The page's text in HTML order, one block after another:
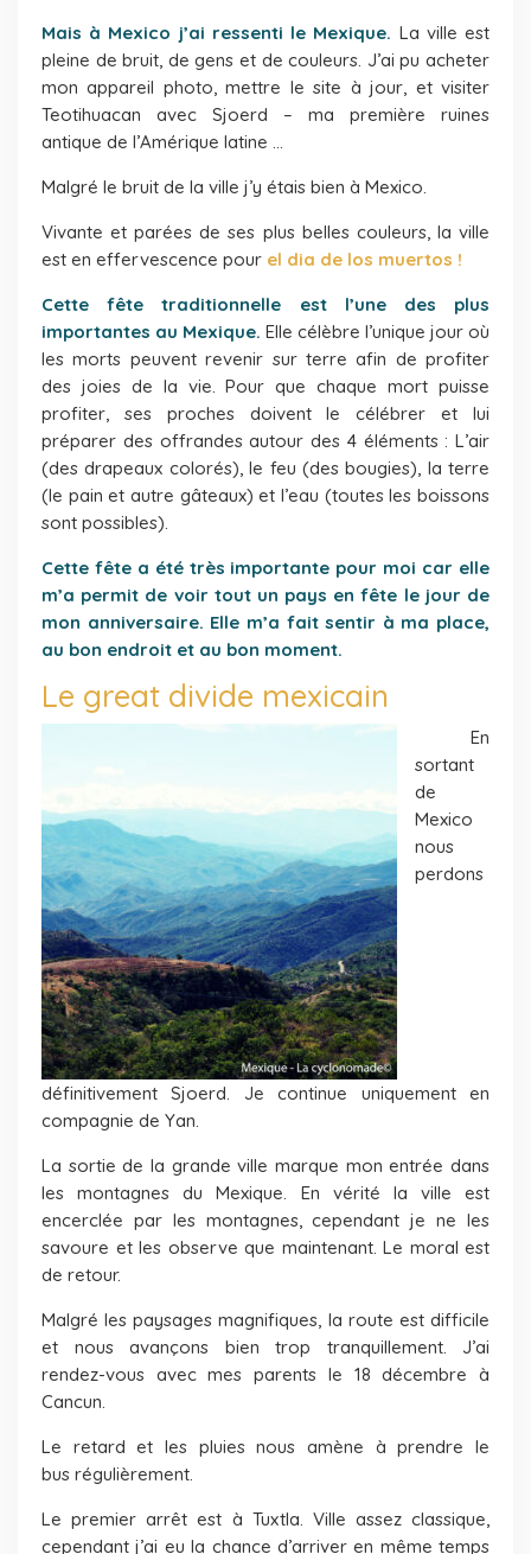
Mais à Mexico j’ai ressenti le Mexique. La ville est
pleine de bruit, de gens et de couleurs. J’ai pu acheter
mon appareil photo, mettre le site à jour, et visiter
Teotihuacan avec Sjoerd – ma première ruines
antique de l’Amérique latine …
Malgré le bruit de la ville j’y étais bien à Mexico.
Vivante et parées de ses plus belles couleurs, la ville
est en effervescence pour el dia de los muertos !
Cette fête traditionnelle est l’une des plus
importantes au Mexique. Elle célèbre l’unique jour où
les morts peuvent revenir sur terre afin de profiter
des joies de la vie. Pour que chaque mort puisse
profiter, ses proches doivent le célébrer et lui
préparer des offrandes autour des 4 éléments : L’air
(des drapeaux colorés), le feu (des bougies), la terre
(le pain et autre gâteaux) et l’eau (toutes les boissons
sont possibles).
Cette fête a été très importante pour moi car elle
m’a permit de voir tout un pays en fête le jour de
mon anniversaire. Elle m’a fait sentir à ma place,
au bon endroit et au bon moment.
Le great divide mexicain
En
sortant
de
Mexico
nous
perdons
définitivement Sjoerd. Je continue uniquement en
compagnie de Yan.
La sortie de la grande ville marque mon entrée dans
les montagnes du Mexique. En vérité la ville est
encerclée par les montagnes, cependant je ne les
savoure et les observe que maintenant. Le moral est
de retour.
Malgré les paysages magnifiques, la route est difficile
et nous avançons bien trop tranquillement. J’ai
rendez-vous avec mes parents le 18 décembre à
Cancun.
Le retard et les pluies nous amène à prendre le
bus régulièrement.
Le premier arrêt est à Tuxtla. Ville assez classique,
cependant j’ai eu la chance d’arriver en même temps